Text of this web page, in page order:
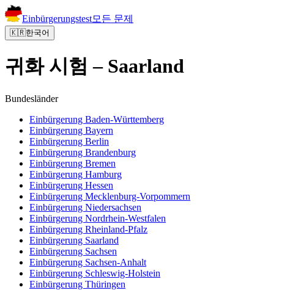
Einbürgerungstest모든 문제
🇰🇷한국어
귀화 시험 – Saarland
Bundesländer
Einbürgerung Baden-Württemberg
Einbürgerung Bayern
Einbürgerung Berlin
Einbürgerung Brandenburg
Einbürgerung Bremen
Einbürgerung Hamburg
Einbürgerung Hessen
Einbürgerung Mecklenburg-Vorpommern
Einbürgerung Niedersachsen
Einbürgerung Nordrhein-Westfalen
Einbürgerung Rheinland-Pfalz
Einbürgerung Saarland
Einbürgerung Sachsen
Einbürgerung Sachsen-Anhalt
Einbürgerung Schleswig-Holstein
Einbürgerung Thüringen